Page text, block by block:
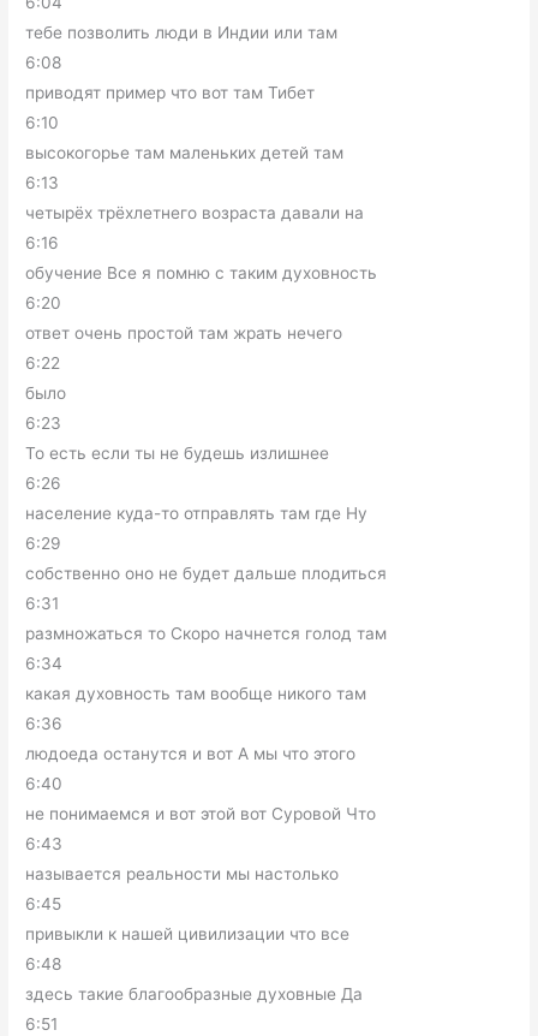
тебе позволить люди в Индии или там
6:08
приводят пример что вот там Тибет
6:10
высокогорье там маленьких детей там
6:13
четырёх трёхлетнего возраста давали на
6:16
обучение Все я помню с таким духовность
6:20
ответ очень простой там жрать нечего
6:22
было
6:23
То есть если ты не будешь излишнее
6:26
население куда-то отправлять там где Ну
6:29
собственно оно не будет дальше плодиться
6:31
размножаться то Скоро начнется голод там
6:34
какая духовность там вообще никого там
6:36
людоеда останутся и вот А мы что этого
6:40
не понимаемся и вот этой вот Суровой Что
6:43
называется реальности мы настолько
6:45
привыкли к нашей цивилизации что все
6:48
здесь такие благообразные духовные Да
6:51